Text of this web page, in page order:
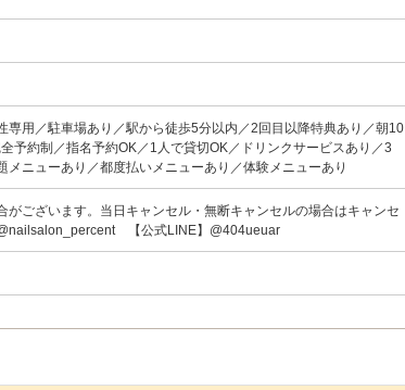
専用／駐車場あり／駅から徒歩5分以内／2回目以降特典あり／朝10
予約制／指名予約OK／1人で貸切OK／ドリンクサービスあり／3
ニューあり／都度払いメニューあり／体験メニューあり
がございます。当日キャンセル・無断キャンセルの場合はキャンセ
【公式LINE】@404ueuar